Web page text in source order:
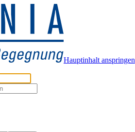
Hauptinhalt anspringen